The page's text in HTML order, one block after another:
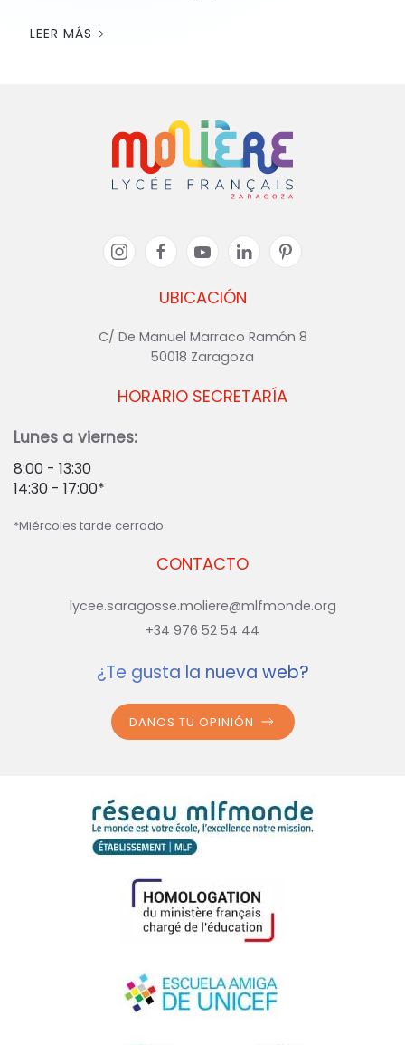
LEER MÁS
UBICACIÓN
C/ De Manuel Marraco Ramón 8
50018 Zaragoza
CONTACTO
lycee.saragosse.moliere@mlfmonde.org
+34 976 52 54 44
HORARIO SECRETARÍA
Lunes a viernes:
8:00 - 13:30
14:30 - 17:00*
*Miércoles tarde cerrado
¿Te gusta la nueva web?
DANOS TU OPINIÓN